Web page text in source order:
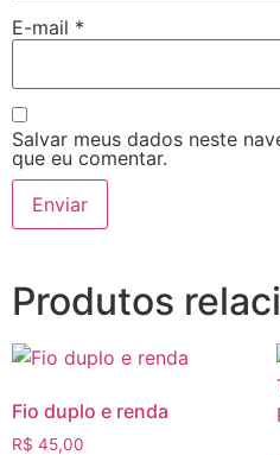
E-mail *
Salvar meus dados neste
que eu comentar.
Produtos
Fio duplo e renda
R$ 45,00